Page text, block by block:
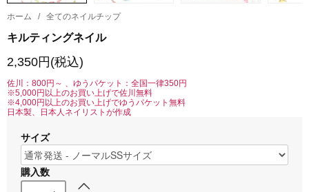
ホーム / 全てのネイルチップ
キルティングネイル
2,350円(税込)
佐川：800円～ 、ゆうパケット：全国一律350円
※5,000円以上のお買い上げで佐川無料
※4,000円以上のお買い上げでゆうパケット無料
日本製、日本人ネイリストが作成
サイズ
購入数